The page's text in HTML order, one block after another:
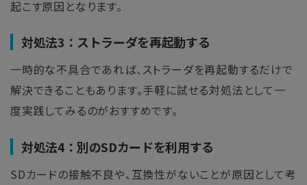
起こす原因となります。
対処法3：ストラーダを再起動する
一時的な不具合であれば、ストラーダを再起動するだけで
解決できることもあります。手軽に試せる対処法として一
度実践してみるのがおすすめです。
対処法4：別のSDカードを利用する
SDカードの接触不良や、互換性がないことが原因として考